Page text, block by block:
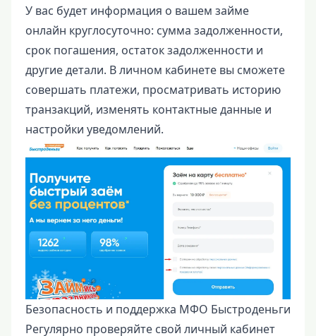
У вас будет информация о вашем займе
онлайн круглосуточно: сумма задолженности,
срок погашения, остаток задолженности и
другие детали. В личном кабинете вы сможете
совершать платежи, просматривать историю
транзакций, изменять контактные данные и
настройки уведомлений.
Безопасность и поддержка МФО Быстроденьги
Регулярно проверяйте свой личный кабинет